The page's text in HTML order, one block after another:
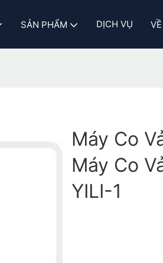
SẢN PHẨM DỊCH VỤ
Máy Co
Máy Co
YILI-1